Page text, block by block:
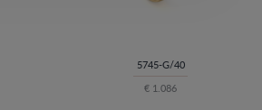
5745-G/40
€ 1.086